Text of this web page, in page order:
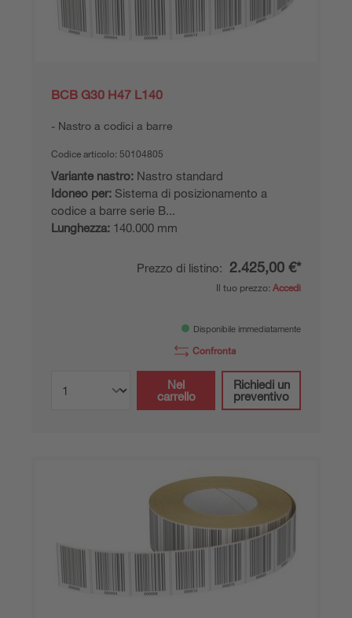
BCB G30 H47 L140
Nastro a codici a barre
Codice articolo: 50104805
Variante nastro: Nastro standard
Idoneo per: Sistema di posizionamento a
codice a barre serie B...
Lunghezza: 140.000 mm
Prezzo di listino: 2.425,00 €*
Il tuo prezzo: Accedi
Disponibile immediatamente
Confronta
Nel
carrello
Richiedi un
preventivo